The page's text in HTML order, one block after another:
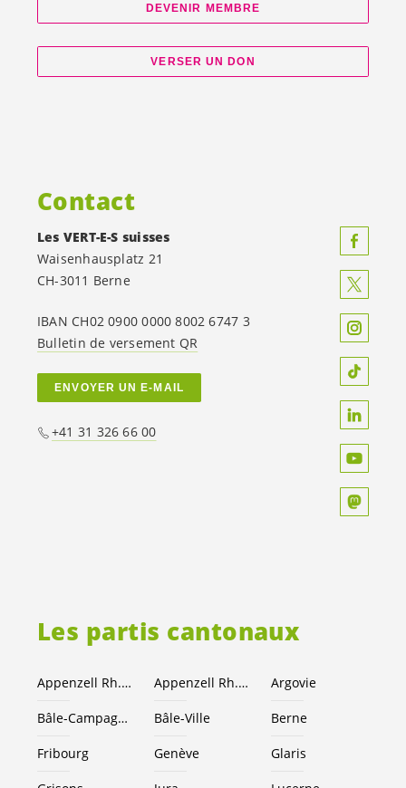
Les partis cantonaux
Appenzell Rh.-Ext. Appenzell Rh.-I. Argovie
Bâle-Campagne Bâle-Ville Berne
Fribourg Genève Glaris
DEVENIR MEMBRE
VERSER UN DON
Contact
Les VERT-E-S suisses
Waisenhausplatz 21
CH-3011 Berne
IBAN CH02 0900 0000 8002 6747 3
Bulletin de versement QR
ENVOYER UN E-MAIL
+41 31 326 66 00